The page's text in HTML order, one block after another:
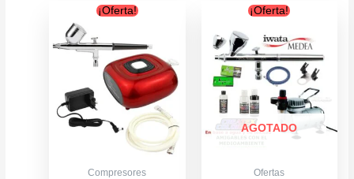
¡Oferta!
Compresores
Original
$88.900.
¡Oferta!
AGOTADO
Ofertas
Original
was:
$279.900.